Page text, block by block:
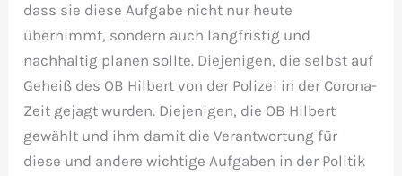
dass sie diese Aufgabe nicht nur heute
übernimmt, sondern auch langfristig und
nachhaltig planen sollte. Diejenigen, die selbst auf
Geheiß des OB Hilbert von der Polizei in der Corona-
Zeit gejagt wurden. Diejenigen, die OB Hilbert
gewählt und ihm damit die Verantwortung für
diese und andere wichtige Aufgaben in der Politik